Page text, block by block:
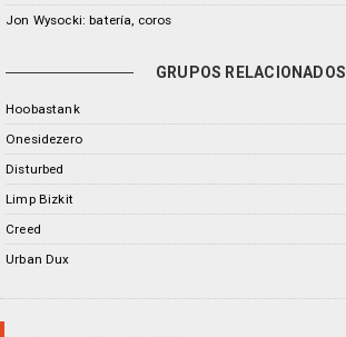
Jon Wysocki: batería, coros
GRUPOS RELACIONADOS
Hoobastank
Onesidezero
Disturbed
Limp Bizkit
Creed
Urban Dux